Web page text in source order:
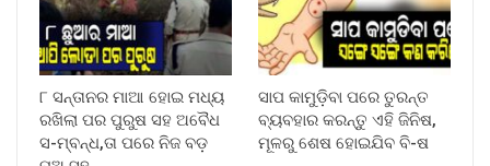
୮ ସନ୍ତାନର ମାଆ ହୋଇ ମଧ୍ୟ
ରଖିଲା ପର ପୁରୁଷ ସହ ଅବୈଧ
ସ-ମ୍ବନ୍ଧ,ତା ପରେ ନିଜ ବଡ଼
ସାପ କାମୁଡ଼ିବା ପରେ ତୁରନ୍ତ
ବ୍ୟବହାର କରନ୍ତୁ ଏହି ଜିନିଷ,
ମୂଳରୁ ଶେଷ ହୋଇଯିବ ବି-ଷ